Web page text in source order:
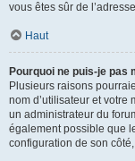
vous êtes sûr de
Haut
Pourquoi ne puis-je pas
Plusieurs raisons
nom d’utilisateur et votre
un administrateur du
également possible que
configuration de son